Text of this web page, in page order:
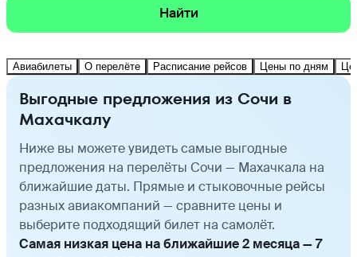
Найти
Авиабилеты О перелёте Расписание рейсов Цены по дням
Выгодные предложения из Сочи в
Махачкалу
Ниже вы можете увидеть самые выгодные
предложения на перелёты Сочи — Махачкала на
ближайшие даты. Прямые и стыковочные рейсы
разных авиакомпаний — сравните цены и
выберите подходящий билет на самолёт.
Самая низкая цена на ближайшие 2 месяца — 7